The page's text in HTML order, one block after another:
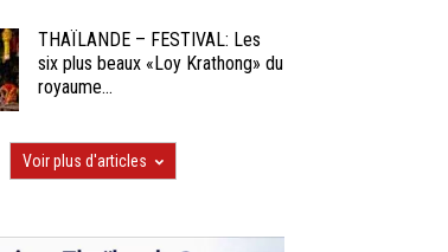
THAÏLANDE – FESTIVAL: Les
six plus beaux «Loy Krathong» du
royaume...
Voir plus d'articles